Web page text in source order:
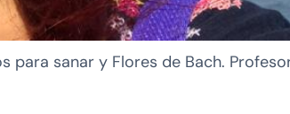
sanar y Flores de Bach.